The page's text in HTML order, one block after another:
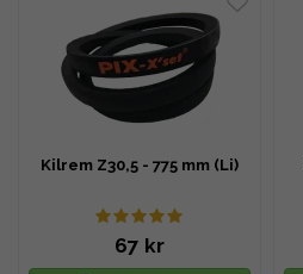
Kilrem Z30,5 - 775 mm (Li)
67 kr